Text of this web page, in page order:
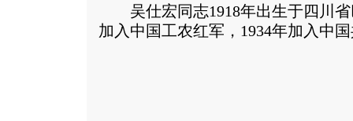
吴仕宏同志1918年出生于四川省
加入中国工农红军，1934年加入中